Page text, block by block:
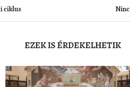
ciklus
EZEK IS ÉRDEKELHETIK